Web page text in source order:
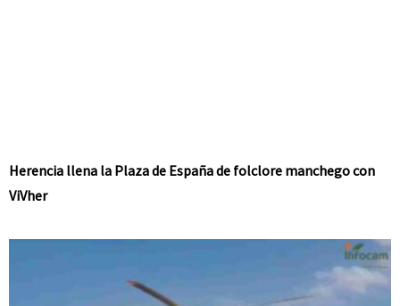
Herencia llena la Plaza de España de folclore manchego con
ViVher